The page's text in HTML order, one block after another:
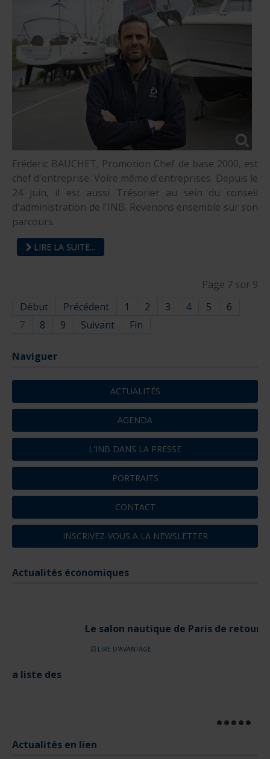
Fréderic BAUCHET, Promotion Chef de base 2000, est
chef d'entreprise. Voire même d'entreprises. Depuis le
24 juin, il est aussi Trésorier au sein du conseil
d'administration de l'INB. Revenons ensemble sur son
parcours.
LIRE LA SUITE...
Page 7 sur 9
Début
Précédent 1 2 3 4 5
6
7
8 9 Suivant Fin
Naviguer
ACTUALITÉS
AGENDA
L'INB DANS LA PRESSE
PORTRAITS
CONTACT
INSCRIVEZ-VOUS A LA NEWSLETTER
Actualités économiques
Le salon nautique de Paris de retour en 2025